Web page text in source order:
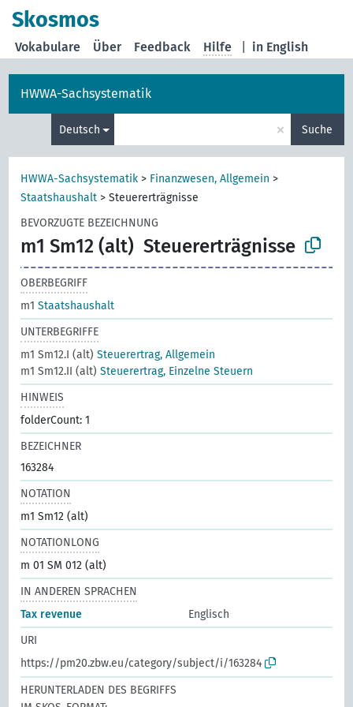
Skosmos
in English
Vokabulare Über Feedback Hilfe
HWWA-Sachsystematik
Deutsch × Suche
HWWA-Sachsystematik > Finanzwesen, Allgemein >
Staatshaushalt >Steuererträgnisse
BEVORZUGTE BEZEICHNUNG
m1 Sm12 (alt) Steuererträgnisse
OBERBEGRIFF
m1Staatshaushalt
UNTERBEGRIFFE
m1 Sm12.I (alt)Steuerertrag, Allgemein
m1 Sm12.II (alt)Steuerertrag, Einzelne Steuern
HINWEIS
folderCount: 1
BEZEICHNER
163284
NOTATION
m1 Sm12 (alt)
NOTATIONLONG
m 01 SM 012 (alt)
IN ANDEREN SPRACHEN
Tax revenue
Englisch
URI
https://pm20.zbw.eu/category/subject/i/163284
HERUNTERLADEN DES BEGRIFFS